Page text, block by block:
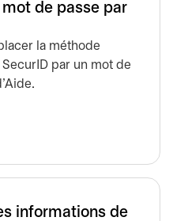
de passe par
la méthode
par un mot de
informations de